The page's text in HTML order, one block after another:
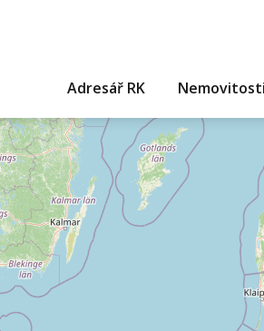
Adresář RK Nemovitosti